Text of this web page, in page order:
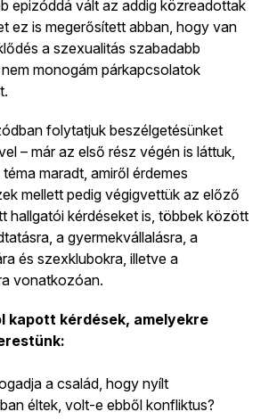
epizóddá vált az addig közreadottak
ez is megerősített abban, hogy van
a szexualitás szabadabb
monogám párkapcsolatok
folytatjuk beszélgetésünket
– már az első rész végén is láttuk,
maradt, amiről érdemes
mellett pedig végigvettük az előző
hallgatói kérdéseket is, többek között
a gyermekvállalásra, a
és szexklubokra, illetve a
vonatkozóan.
kapott kérdések, amelyekre
a család, hogy nyílt
éltek, volt-e ebből konfliktus?